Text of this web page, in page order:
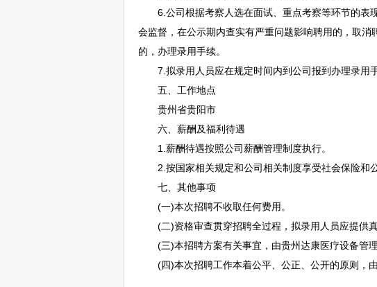
6.公司根据考察人选在面试、重点考察等环节的表
会监督，在公示期内查实有严重问题影响聘用的，取
的，办理录用手续。
7.拟录用人员应在规定时间内到公司报到办理录用手
五、工作地点
贵州省贵阳市
六、薪酬及福利待遇
1.薪酬待遇按照公司薪酬管理制度执行。
2.按国家相关规定和公司相关制度享受社会保险和公
七、其他事项
(一)本次招聘不收取任何费用。
(二)资格审查贯穿招聘全过程，拟录用人员应提供
(三)本招聘方案有关事宜，由贵州达康医疗设备管
(四)本次招聘工作本着公平、公正、公开的原则，